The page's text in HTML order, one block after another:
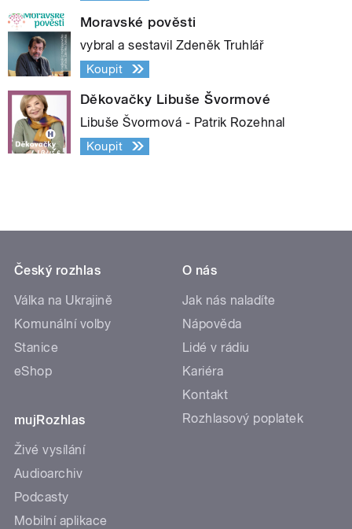
Moravské pověsti
vybral a sestavil Zdeněk Truhlář
Koupit
Děkovačky Libuše Švormové
Libuše Švormová - Patrik Rozehnal
Koupit
Český rozhlas
Válka na Ukrajině
Komunální volby
Stanice
eShop
mujRozhlas
Živé vysílání
Audioarchiv
Podcasty
Mobilní aplikace
O nás
Jak nás naladíte
Nápověda
Lidé v rádiu
Kariéra
Kontakt
Rozhlasový poplatek